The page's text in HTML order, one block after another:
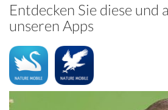
Entdecken Sie diese und
unseren Apps